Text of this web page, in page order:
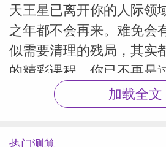
天王星已离开你的人际领
之年都不会再来。难免会
似需要清理的残局，其实
的精彩课程。你已不再是
事。继续保持开放态度，
角和真正能改变人生的机
加载全文
热门测算